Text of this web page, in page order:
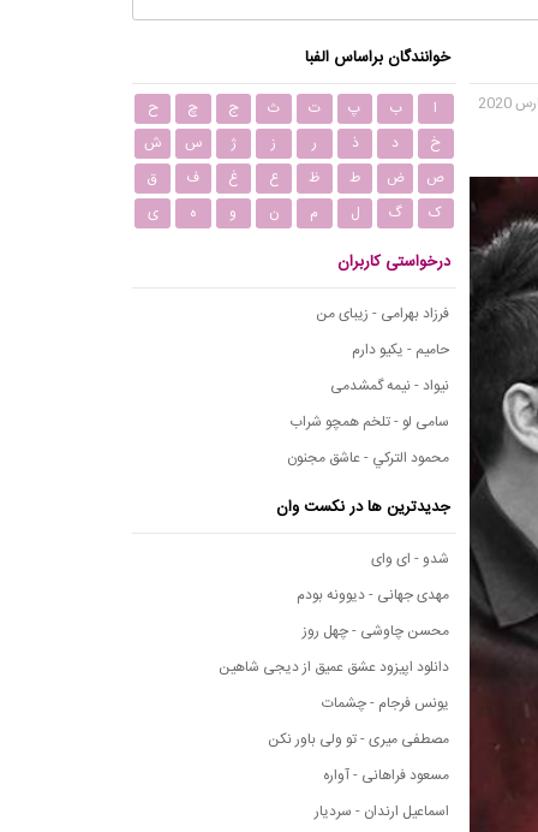
خوانندگان براساس الفبا
ا ب پ ت ث ج چ
ح
خ
د ذ ر ز ژ س
ش
ص
ض ط ظ ع غ ف
ق
ک
گ ل م ن و ه ی
درخواستی کاربران
فرزاد بهرامی - زیبای من
حامیم - یکیو دارم
نیواد - نیمه گمشدمی
سامی لو - تلخم همچو شراب
محمود التركي - عاشق مجنون
جدیدترین ها در نکست وان
شدو - ای وای
مهدی جهانی - دیوونه بودم
محسن چاوشی - چهل روز
دانلود اپیزود عشق عمیق از دیجی شاهین
یونس فرجام - چشمات
مصطفی میری - تو ولی باور نکن
مسعود فراهانی - آواره
اسماعیل ارندان - سردیار